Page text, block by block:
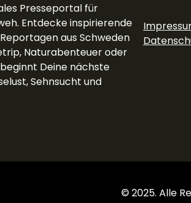
Presseportal für
Entdecke inspirierende
aus Schweden
Naturabenteuer oder
Deine nächste
Sehnsucht und
© 2025. Alle